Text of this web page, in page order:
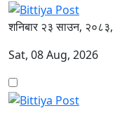
शनिबार २३ साउन, २०८३,
Sat, 08 Aug, 2026